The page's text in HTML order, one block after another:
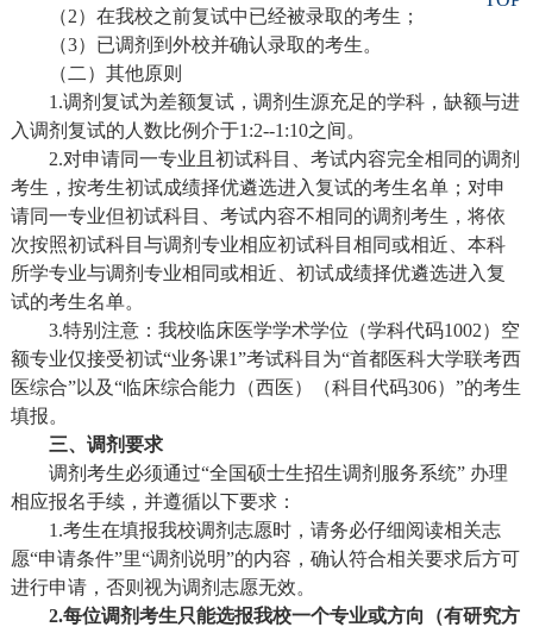
（2）在我校之前复试中已经被录取的考生；
（3）已调剂到外校并确认录取的考生。
（二）其他原则
1.调剂复试为差额复试，调剂生源充足的学科，缺额与进
入调剂复试的人数比例介于1:2--1:10之间。
2.对申请同一专业且初试科目、考试内容完全相同的调剂
考生，按考生初试成绩择优遴选进入复试的考生名单；对申
请同一专业但初试科目、考试内容不相同的调剂考生，将依
次按照初试科目与调剂专业相应初试科目相同或相近、本科
所学专业与调剂专业相同或相近、初试成绩择优遴选进入复
试的考生名单。
3.特别注意：我校临床医学学术学位（学科代码1002）空
额专业仅接受初试“业务课1”考试科目为“首都医科大学联考西
医综合”以及“临床综合能力（西医）（科目代码306）”的考生
填报。
三、调剂要求
调剂考生必须通过“全国硕士生招生调剂服务系统” 办理
相应报名手续，并遵循以下要求：
1.考生在填报我校调剂志愿时，请务必仔细阅读相关志
愿“申请条件”里“调剂说明”的内容，确认符合相关要求后方可
进行申请，否则视为调剂志愿无效。
2.每位调剂考生只能选报我校一个专业或方向（有研究方